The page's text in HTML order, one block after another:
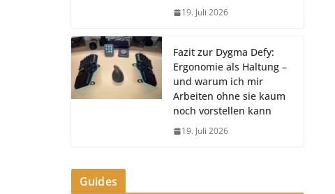
19. Juli 2026
Fazit zur Dygma Defy:
Ergonomie als Haltung –
und warum ich mir
Arbeiten ohne sie kaum
noch vorstellen kann
19. Juli 2026
Guides